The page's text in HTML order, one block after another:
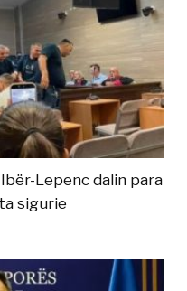
Lepenc dalin para
sigurie